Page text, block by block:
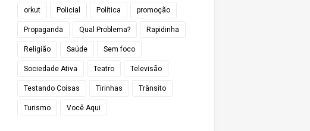
orkut Policial Política promoção
Propaganda Qual Problema? Rapidinha
Religião Saúde Sem foco
Sociedade Ativa Teatro Televisão
Testando Coisas Tirinhas Trânsito
Turismo Você Aqui